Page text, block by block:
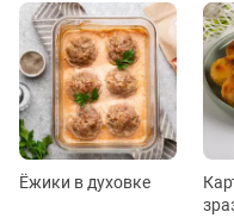
Ёжики в духовке